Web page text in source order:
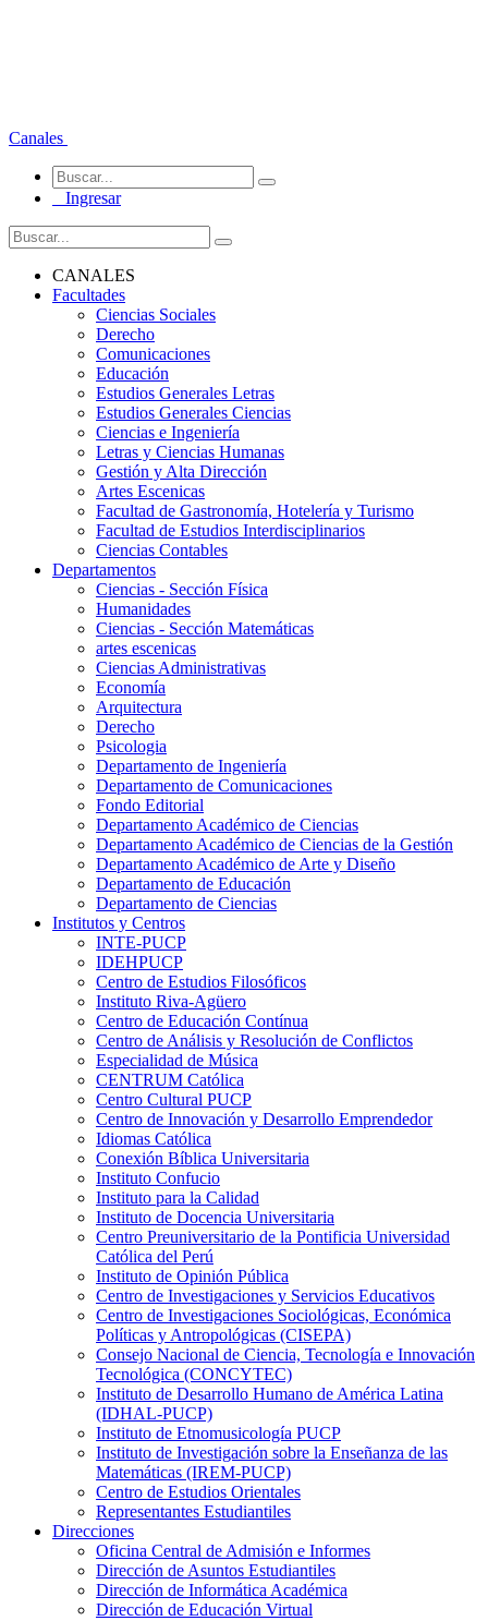
Canales
Ingresar
CANALES
Facultades
Ciencias Sociales
Derecho
Comunicaciones
Educación
Estudios Generales Letras
Estudios Generales Ciencias
Ciencias e Ingeniería
Letras y Ciencias Humanas
Gestión y Alta Dirección
Artes Escenicas
Facultad de Gastronomía, Hotelería y Turismo
Facultad de Estudios Interdisciplinarios
Ciencias Contables
Departamentos
Ciencias - Sección Física
Humanidades
Ciencias - Sección Matemáticas
artes escenicas
Ciencias Administrativas
Economía
Arquitectura
Derecho
Psicologia
Departamento de Ingeniería
Departamento de Comunicaciones
Fondo Editorial
Departamento Académico de Ciencias
Departamento Académico de Ciencias de la Gestión
Departamento Académico de Arte y Diseño
Departamento de Educación
Departamento de Ciencias
Institutos y Centros
INTE-PUCP
IDEHPUCP
Centro de Estudios Filosóficos
Instituto Riva-Agüero
Centro de Educación Contínua
Centro de Análisis y Resolución de Conflictos
Especialidad de Música
CENTRUM Católica
Centro Cultural PUCP
Centro de Innovación y Desarrollo Emprendedor
Idiomas Católica
Conexión Bíblica Universitaria
Instituto Confucio
Instituto para la Calidad
Instituto de Docencia Universitaria
Centro Preuniversitario de la Pontificia Universidad
Católica del Perú
Instituto de Opinión Pública
Centro de Investigaciones y Servicios Educativos
Centro de Investigaciones Sociológicas, Económica
Políticas y Antropológicas (CISEPA)
Consejo Nacional de Ciencia, Tecnología e Innovación
Tecnológica (CONCYTEC)
Instituto de Desarrollo Humano de América Latina
(IDHAL-PUCP)
Instituto de Etnomusicología PUCP
Instituto de Investigación sobre la Enseñanza de las
Matemáticas (IREM-PUCP)
Centro de Estudios Orientales
Representantes Estudiantiles
Direcciones
Oficina Central de Admisión e Informes
Dirección de Asuntos Estudiantiles
Dirección de Informática Académica
Dirección de Educación Virtual